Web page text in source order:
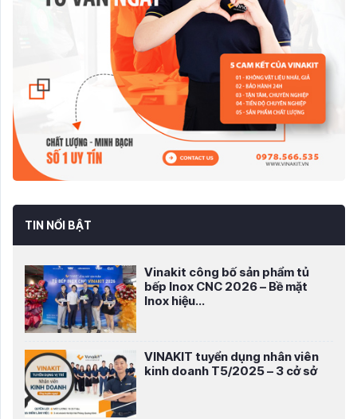
TIN NỔI BẬT
Vinakit công bố sản phẩm tủ
bếp Inox CNC 2026 – Bề mặt
Inox hiệu...
VINAKIT tuyển dụng nhân viên
kinh doanh T5/2025 – 3 cở sở